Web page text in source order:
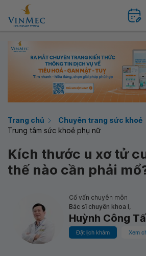
Trang chủ
Chuyên trang sức khoẻ
Trung tâm sức khoẻ phụ nữ
Kích thước u xơ tử
thế nào cần phải
Cố vấn chuyên môn
Bác sĩ chuyên khoa I,
Huỳnh Công
Đặt lịch khám Xem